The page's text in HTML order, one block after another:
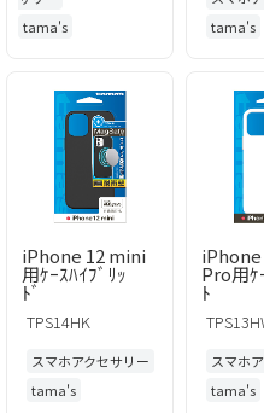
tama's
tama's
iPhone 12 mini
用ｹｰｽﾊｲﾌﾞﾘｯ
ﾄﾞ
TPS14HK
スマホアクセサリー
tama's
Pro用ｹ
ﾄ
スマホ
tama's